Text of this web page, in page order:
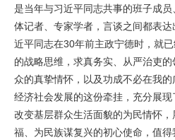
是当年与习近平同志共事的班子成
体记者、专家学者，言谈之间都表
近平同志在30年前主政宁德时，就
的战略思维，求真务实、从严治吏
众的真挚情怀，以及功成不必在我
经济社会发展的这份牵挂，充分展现
改变基层群众生活面貌的为民情怀
福、为民族谋复兴的初心使命，值得